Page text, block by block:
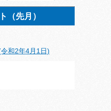
（先月）
和2年4月1日)